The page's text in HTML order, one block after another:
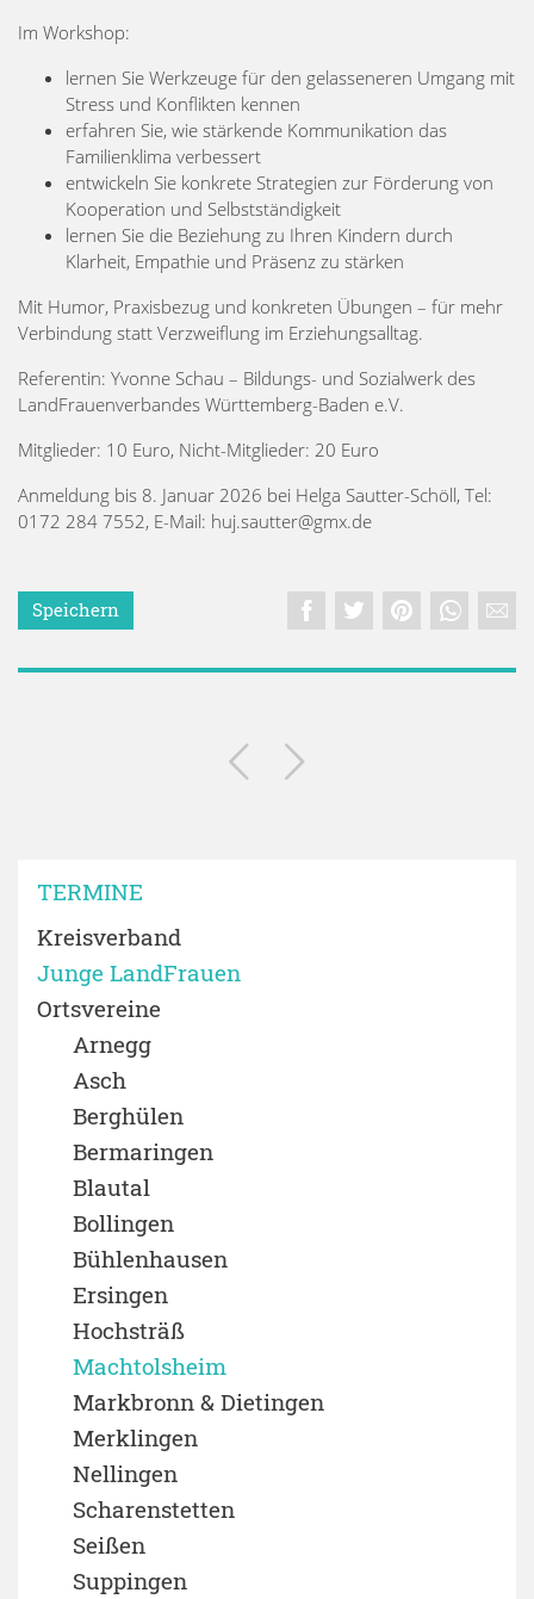
Im Workshop:
lernen Sie Werkzeuge für den gelasseneren Umgang mit
Stress und Konflikten kennen
erfahren Sie, wie stärkende Kommunikation das
Familienklima verbessert
entwickeln Sie konkrete Strategien zur Förderung von
Kooperation und Selbstständigkeit
lernen Sie die Beziehung zu Ihren Kindern durch
Klarheit, Empathie und Präsenz zu stärken
Mit Humor, Praxisbezug und konkreten Übungen – für mehr
Verbindung statt Verzweiflung im Erziehungsalltag.
Referentin: Yvonne Schau – Bildungs- und Sozialwerk des
LandFrauenverbandes Württemberg-Baden e.V.
Mitglieder: 10 Euro, Nicht-Mitglieder: 20 Euro
Anmeldung bis 8. Januar 2026 bei Helga Sautter-Schöll, Tel:
0172 284 7552, E-Mail: huj.sautter@gmx.de
Speichern
TERMINE
Kreisverband
Junge LandFrauen
Ortsvereine
Arnegg
Asch
Berghülen
Bermaringen
Blautal
Bollingen
Bühlenhausen
Ersingen
Hochsträß
Machtolsheim
Markbronn & Dietingen
Merklingen
Nellingen
Scharenstetten
Seißen
Suppingen